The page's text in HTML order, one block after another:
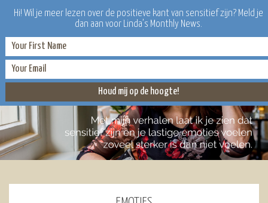
Hi! Wil je meer lezen over de positieve kant van sensitief zijn? Meld je
dan aan voor Linda’s Monthly News.